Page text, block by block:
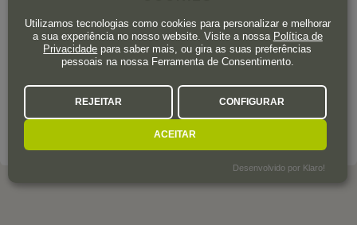
Área total de vinha 250 ha.
Bleda es una bodega de Jumilla fundada en 1915 por Antonio
región, que construye su éxito en base a la Monastrell.
Utilizamos tecnologias como cookies para personalizar e melhorar
a sua experiência no nosso website. Visite a nossa Política de
Privacidade para saber mais, ou gira as suas preferências
pessoais na nossa Ferramenta de Consentimento.
REJEITAR CONFIGURAR
ACEITAR
Desenvolvido por Klaro!